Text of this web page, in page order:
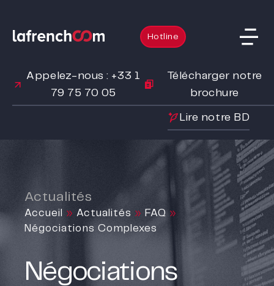
Hotline
Appelez-nous : +33 1
79 75 70 05
Télécharger notre
brochure
Lire notre BD
Actualités
Accueil » Actualités » FAQ »
Négociations Complexes
Négociations